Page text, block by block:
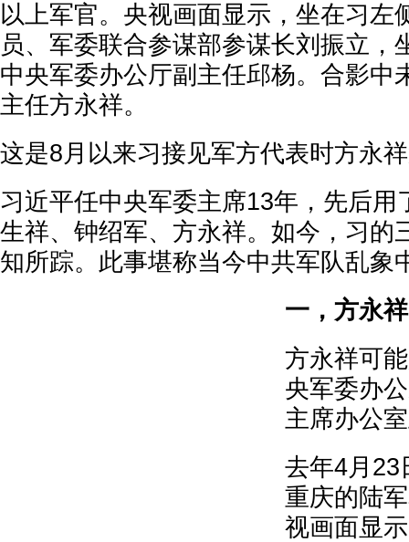
以上军官。央视画面显示，坐在习左
员、军委联合参谋部参谋长刘振立，
中央军委办公厅副主任邱杨。合影中
主任方永祥。
这是8月以来习接见军方代表时方永
习近平任中央军委主席13年，先后
生祥、钟绍军、方永祥。如今，习的
知所踪。此事堪称当今中共军队乱象
一，方永
方永祥可
央军委办
主席办公
去年4月23
重庆的陆
视画面显